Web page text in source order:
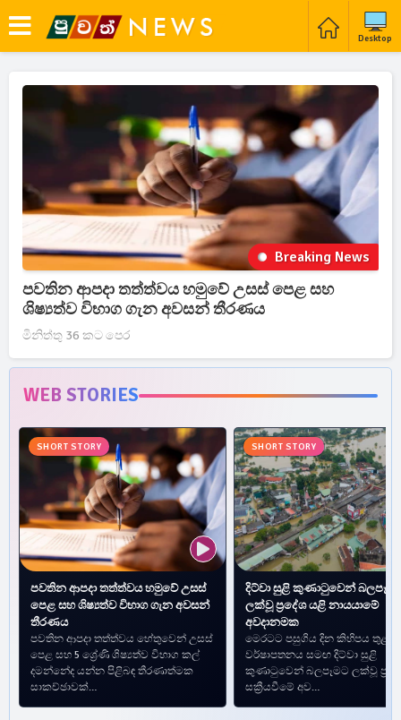
Desktop
Breaking News
පවතින ආපදා තත්ත්වය හමුවේ උසස් පෙළ සහ
ශිෂ්‍යත්ව විභාග ගැන අවසන් තීරණය
මිනිත්තු 36 කට පෙර
WEB STORIES
SHORT STORY
පවතින ආපදා තත්ත්වය හමුවේ උසස්
පෙළ සහ ශිෂ්‍යත්ව විභාග ගැන අවසන්
තීරණය
පවතින ආපදා තත්ත්වය හේතුවෙන් උසස්
පෙළ සහ 5 ශ්‍රේණි ශිෂ්‍යත්ව විභාග කල්
දමන්නේද යන්න පිළිබඳ තීරණාත්මක
සාකච්ඡාවක්…
SHORT STORY
දිට්වා සුළි කුණාටුවෙන්
ලක්වූ ප්‍රදේශ යළි නායයාමේ
අවදානමක
මෙරටට පසුගිය දින කිහිපය තුළ
වර්ෂාපතනය සමඟ දිට්වා සුළි
කුණාටුවෙන් බලපෑමට ලක්වූ
සක්‍රීයවීමේ අව…